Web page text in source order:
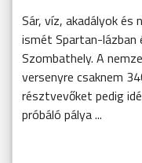
Sár, víz, akadályok és
ismét Spartan-
Szombathely. A
versenyre csaknem
résztvevőket pedig
próbáló pálya ...